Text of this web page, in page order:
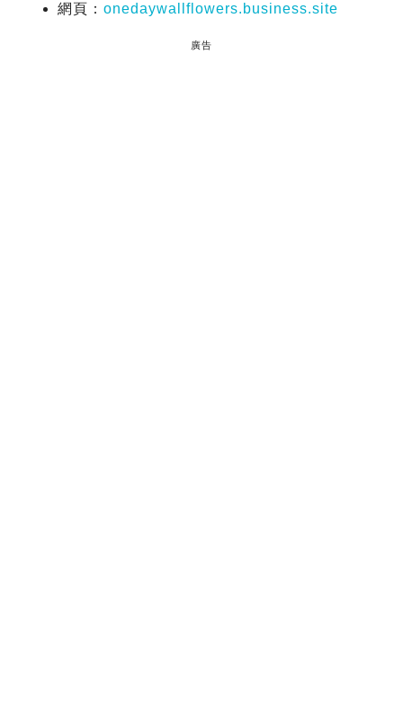
網頁： onedaywallflowers.business.site
廣告